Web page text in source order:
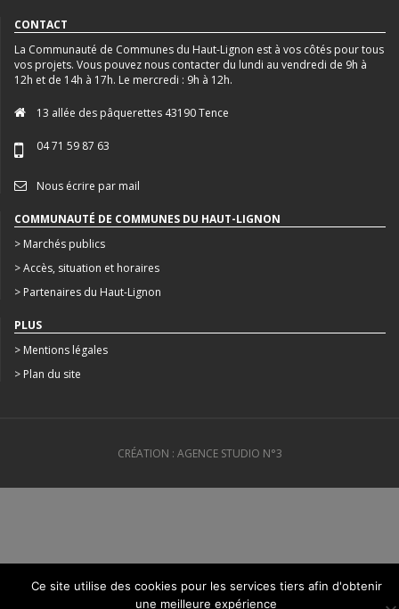
CONTACT
La Communauté de Communes du Haut-Lignon est à vos côtés pour tous
vos projets. Vous pouvez nous contacter du lundi au vendredi de 9h à
12h et de 14h à 17h. Le mercredi : 9h à 12h.
13 allée des pâquerettes 43190 Tence
04 71 59 87 63
Nous écrire par mail
COMMUNAUTÉ DE COMMUNES DU HAUT-LIGNON
> Marchés publics
> Accès, situation et horaires
> Partenaires du Haut-Lignon
PLUS
> Mentions légales
> Plan du site
CRÉATION : AGENCE STUDIO N°3
Ce site utilise des cookies pour les services tiers afin d'obtenir
une meilleure expérience